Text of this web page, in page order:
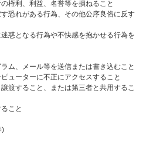
権利、利益、名誉等を損ねること
恐れがある行為、その他公序良俗に反す
惑となる行為や不快感を抱かせる行為を
ム、メール等を送信または書き込むこと
ューターに不正にアクセスすること
渡すること、または第三者と共用するこ
こと
)